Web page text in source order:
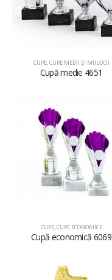
CUPE, CUPE MEDII ŞI MIJLOCII
Cupă medie 4651
CUPE,CUPE ECONOMICE
Cupă economică 6069